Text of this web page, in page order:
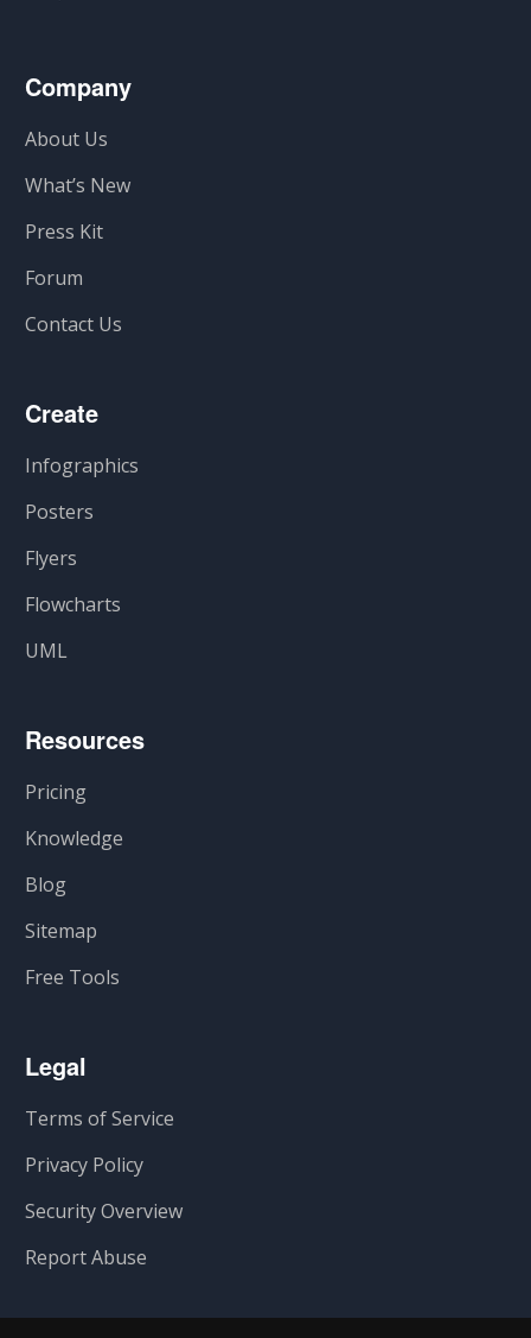
Company
About Us
What’s New
Press Kit
Forum
Contact Us
Create
Infographics
Posters
Flyers
Flowcharts
UML
Resources
Pricing
Knowledge
Blog
Sitemap
Free Tools
Legal
Terms of Service
Privacy Policy
Security Overview
Report Abuse